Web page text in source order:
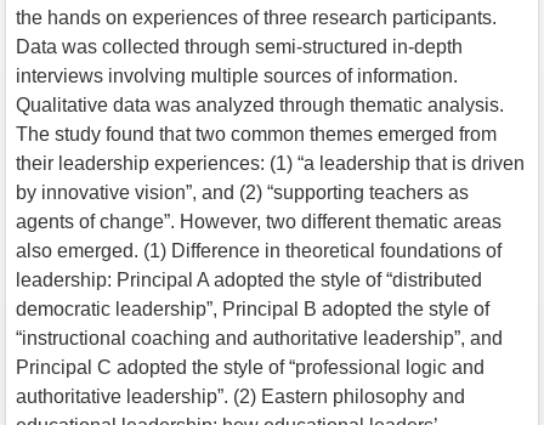
the hands on experiences of three research participants.
Data was collected through semi-structured in-depth
interviews involving multiple sources of information.
Qualitative data was analyzed through thematic analysis.
The study found that two common themes emerged from
their leadership experiences: (1) “a leadership that is driven
by innovative vision”, and (2) “supporting teachers as
agents of change”. However, two different thematic areas
also emerged. (1) Difference in theoretical foundations of
leadership: Principal A adopted the style of “distributed
democratic leadership”, Principal B adopted the style of
“instructional coaching and authoritative leadership”, and
Principal C adopted the style of “professional logic and
authoritative leadership”. (2) Eastern philosophy and